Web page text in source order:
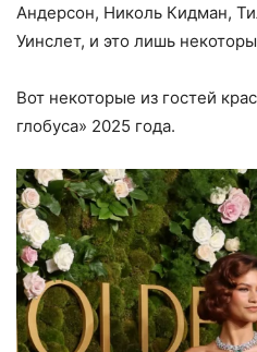
Андерсон, Николь Кидман,
Уинслет, и это лишь
Вот некоторые из гостей
глобуса» 2025 года.